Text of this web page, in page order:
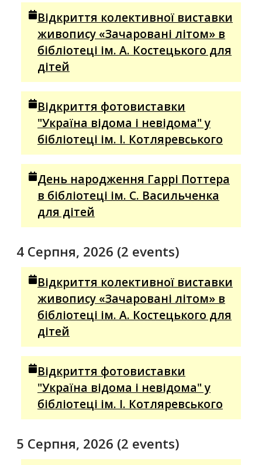
Відкриття колективної виставки
живопису «Зачаровані літом» в
бібліотеці ім. А. Костецького для
дітей
Відкриття фотовиставки
"Україна відома і невідома" у
бібліотеці ім. І. Котляревського
День народження Гаррі Поттера
в бібліотеці ім. С. Васильченка
для дітей
4 Серпня, 2026 (2 events)
Відкриття колективної виставки
живопису «Зачаровані літом» в
бібліотеці ім. А. Костецького для
дітей
Відкриття фотовиставки
"Україна відома і невідома" у
бібліотеці ім. І. Котляревського
5 Серпня, 2026 (2 events)